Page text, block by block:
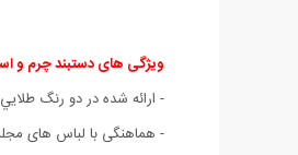
ویژگی های دستبند چرم و
- ارائه شده در دو رنگ
- هماهنگی با لباس های